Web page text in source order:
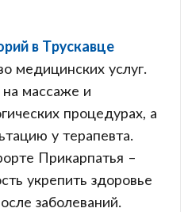
в Трускавце
медицинских услуг.
массаже и
процедурах, а
у терапевта.
Прикарпатья –
укрепить здоровье
заболеваний.